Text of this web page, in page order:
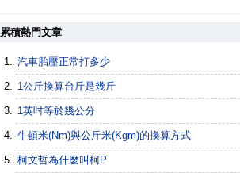
累積熱門文章
汽車胎壓正常打多少
1公斤換算台斤是幾斤
1英吋等於幾公分
牛頓米(Nm)與公斤米(Kgm)的換算方式
柯文哲為什麼叫柯P